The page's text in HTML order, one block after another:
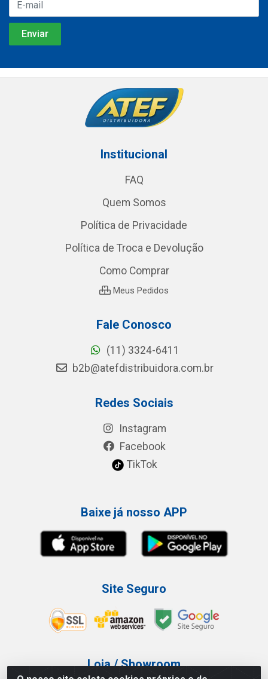
Institucional
FAQ
Quem Somos
Política de Privacidade
Política de Troca e Devolução
Como Comprar
Meus Pedidos
Fale Conosco
(11) 3324-6411
b2b@atefdistribuidora.com.br
Redes Sociais
Instagram
Facebook
TikTok
Baixe já nosso APP
Site Seguro
Loja / Showroom